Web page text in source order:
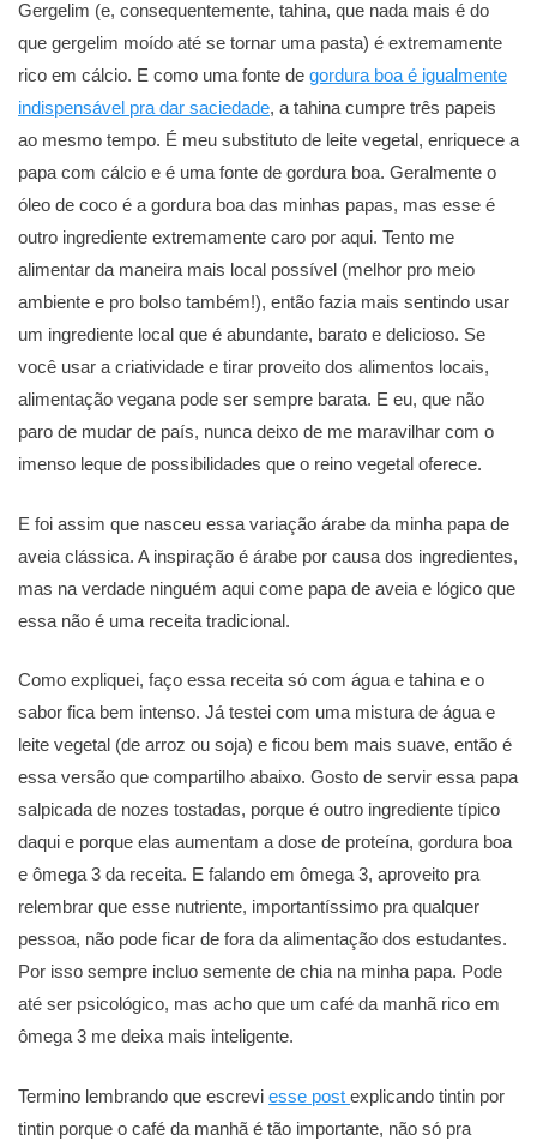
Gergelim (e, consequentemente, tahina, que nada mais é do
que gergelim moído até se tornar uma pasta) é extremamente
rico em cálcio. E como uma fonte de gordura boa é igualmente
indispensável pra dar saciedade, a tahina cumpre três papeis
ao mesmo tempo. É meu substituto de leite vegetal, enriquece a
papa com cálcio e é uma fonte de gordura boa. Geralmente o
óleo de coco é a gordura boa das minhas papas, mas esse é
outro ingrediente extremamente caro por aqui. Tento me
alimentar da maneira mais local possível (melhor pro meio
ambiente e pro bolso também!), então fazia mais sentindo usar
um ingrediente local que é abundante, barato e delicioso. Se
você usar a criatividade e tirar proveito dos alimentos locais,
alimentação vegana pode ser sempre barata. E eu, que não
paro de mudar de país, nunca deixo de me maravilhar com o
imenso leque de possibilidades que o reino vegetal oferece.
E foi assim que nasceu essa variação árabe da minha papa de
aveia clássica. A inspiração é árabe por causa dos ingredientes,
mas na verdade ninguém aqui come papa de aveia e lógico que
essa não é uma receita tradicional.
Como expliquei, faço essa receita só com água e tahina e o
sabor fica bem intenso. Já testei com uma mistura de água e
leite vegetal (de arroz ou soja) e ficou bem mais suave, então é
essa versão que compartilho abaixo. Gosto de servir essa papa
salpicada de nozes tostadas, porque é outro ingrediente típico
daqui e porque elas aumentam a dose de proteína, gordura boa
e ômega 3 da receita. E falando em ômega 3, aproveito pra
relembrar que esse nutriente, importantíssimo pra qualquer
pessoa, não pode ficar de fora da alimentação dos estudantes.
Por isso sempre incluo semente de chia na minha papa. Pode
até ser psicológico, mas acho que um café da manhã rico em
ômega 3 me deixa mais inteligente.
Termino lembrando que escrevi esse post explicando tintin por
tintin porque o café da manhã é tão importante, não só pra